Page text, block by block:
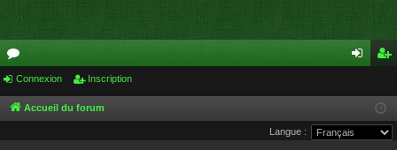
or
u cri
pti
Connexion Inscription
Accueil du forum
Langue :